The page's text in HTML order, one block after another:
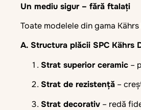
Un mediu sigur – fără ftalați
Toate modelele din gama
A. Structura plăcii SPC Kährs
Strat superior ceramic –
Strat de rezistență –
Strat decorativ – redă